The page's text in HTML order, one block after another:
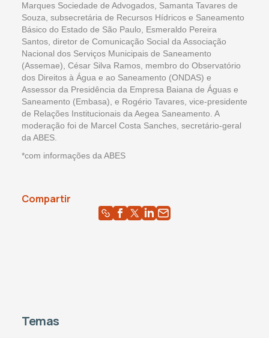
Marques Sociedade de Advogados, Samanta Tavares de
Souza, subsecretária de Recursos Hídricos e Saneamento
Básico do Estado de São Paulo, Esmeraldo Pereira
Santos, diretor de Comunicação Social da Associação
Nacional dos Serviços Municipais de Saneamento
(Assemae), César Silva Ramos, membro do Observatório
dos Direitos à Água e ao Saneamento (ONDAS) e
Assessor da Presidência da Empresa Baiana de Águas e
Saneamento (Embasa), e Rogério Tavares, vice-presidente
de Relações Institucionais da Aegea Saneamento. A
moderação foi de Marcel Costa Sanches, secretário-geral
da ABES.
*com informações da ABES
Compartir
Temas